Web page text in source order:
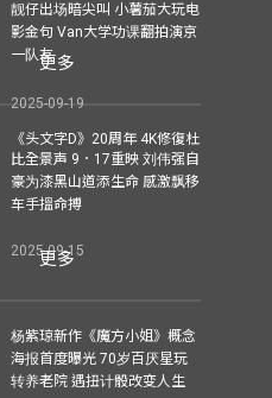
靓仔出场暗尖叫 小薯茄大玩电
影金句 Van大学功课翻拍演京
一队友
2025-09-19
更多
《头文字D》20周年 4K修復杜
比全景声 9．17重映 刘伟强自
豪为漆黑山道添生命 感激飘移
车手搵命搏
2025-09-15
更多
杨紫琼新作《魔方小姐》概念
海报首度曝光 70岁百厌星玩
转养老院 遇扭计骰改变人生